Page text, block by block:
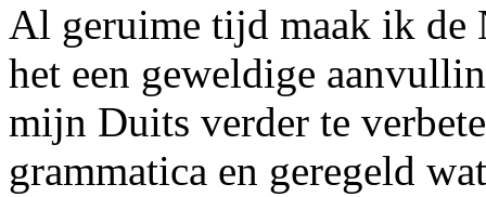
Al geruime tijd maak ik de
het een geweldige
mijn Duits verder te
grammatica en geregeld